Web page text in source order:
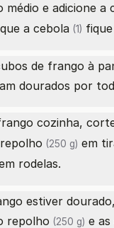
médio e adicione a
a cebola (1)
de frango à
dourados por
cozinha,
repolho (250 g) em
rodelas.
estiver
repolho (250 g) e as